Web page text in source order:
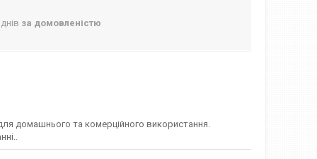
за домовленістю
домашнього та комерційного використання.